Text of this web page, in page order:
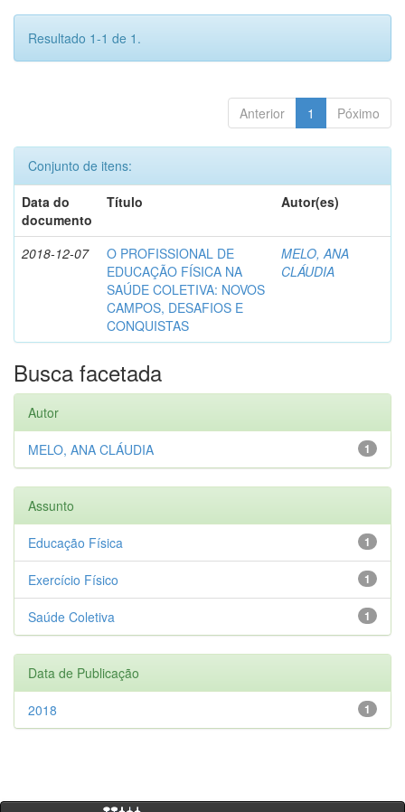
Resultado 1-1 de 1.
Anterior 1 Póximo
Conjunto de itens:
Data do
documento
Título Autor(es)
2018-12-07
O PROFISSIONAL DE
EDUCAÇÃO FÍSICA NA
SAÚDE COLETIVA: NOVOS
CAMPOS, DESAFIOS E
CONQUISTAS
MELO, ANA
CLÁUDIA
Busca facetada
Autor
1
MELO, ANA CLÁUDIA
Assunto
1
Educação Física
1
Exercício Físico
1
​Saúde Coletiva
Data de Publicação
1
2018